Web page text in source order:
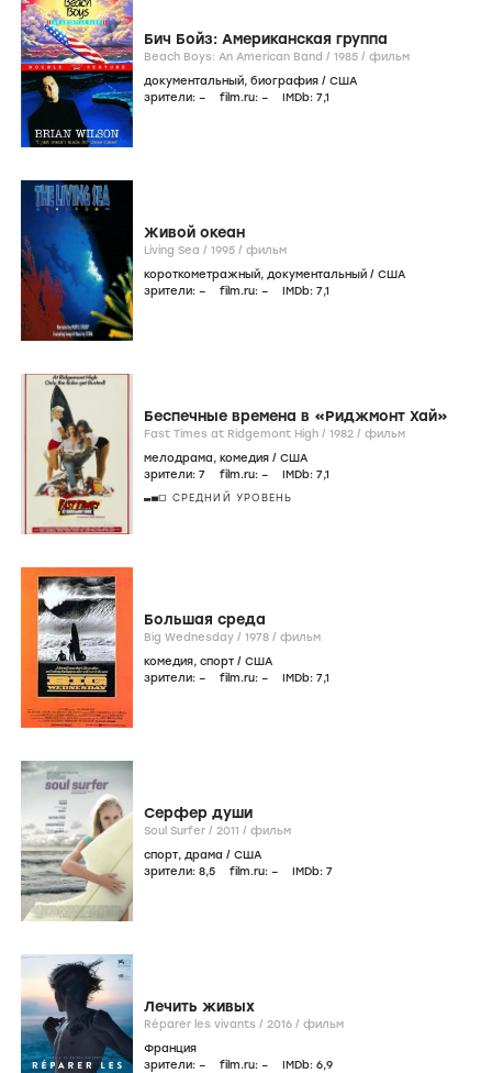
Бич Бойз: Американская группа
Beach Boys: An American Band / 1985 / фильм
документальный, биография / США
зрители: – film.ru: – IMDb: 7,1
Живой океан
Living Sea / 1995 / фильм
короткометражный, документальный / США
зрители: – film.ru: – IMDb: 7,1
Беспечные времена в «Риджмонт Хай»
Fast Times at Ridgemont High / 1982 / фильм
мелодрама, комедия / США
зрители: 7 film.ru: – IMDb: 7,1
СРЕДНИЙ УРОВЕНЬ
Большая среда
Big Wednesday / 1978 / фильм
комедия, спорт / США
зрители: – film.ru: – IMDb: 7,1
Серфер души
Soul Surfer / 2011 / фильм
спорт, драма / США
зрители: 8,5 film.ru: – IMDb: 7
Лечить живых
Réparer les vivants / 2016 / фильм
Франция
зрители: – film.ru: – IMDb: 6,9